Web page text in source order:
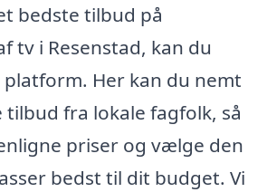
bedste tilbud på
tv i Resenstad, kan du
Her kan du nemt
fra lokale fagfolk, så
priser og vælge den
bedst til dit budget. Vi